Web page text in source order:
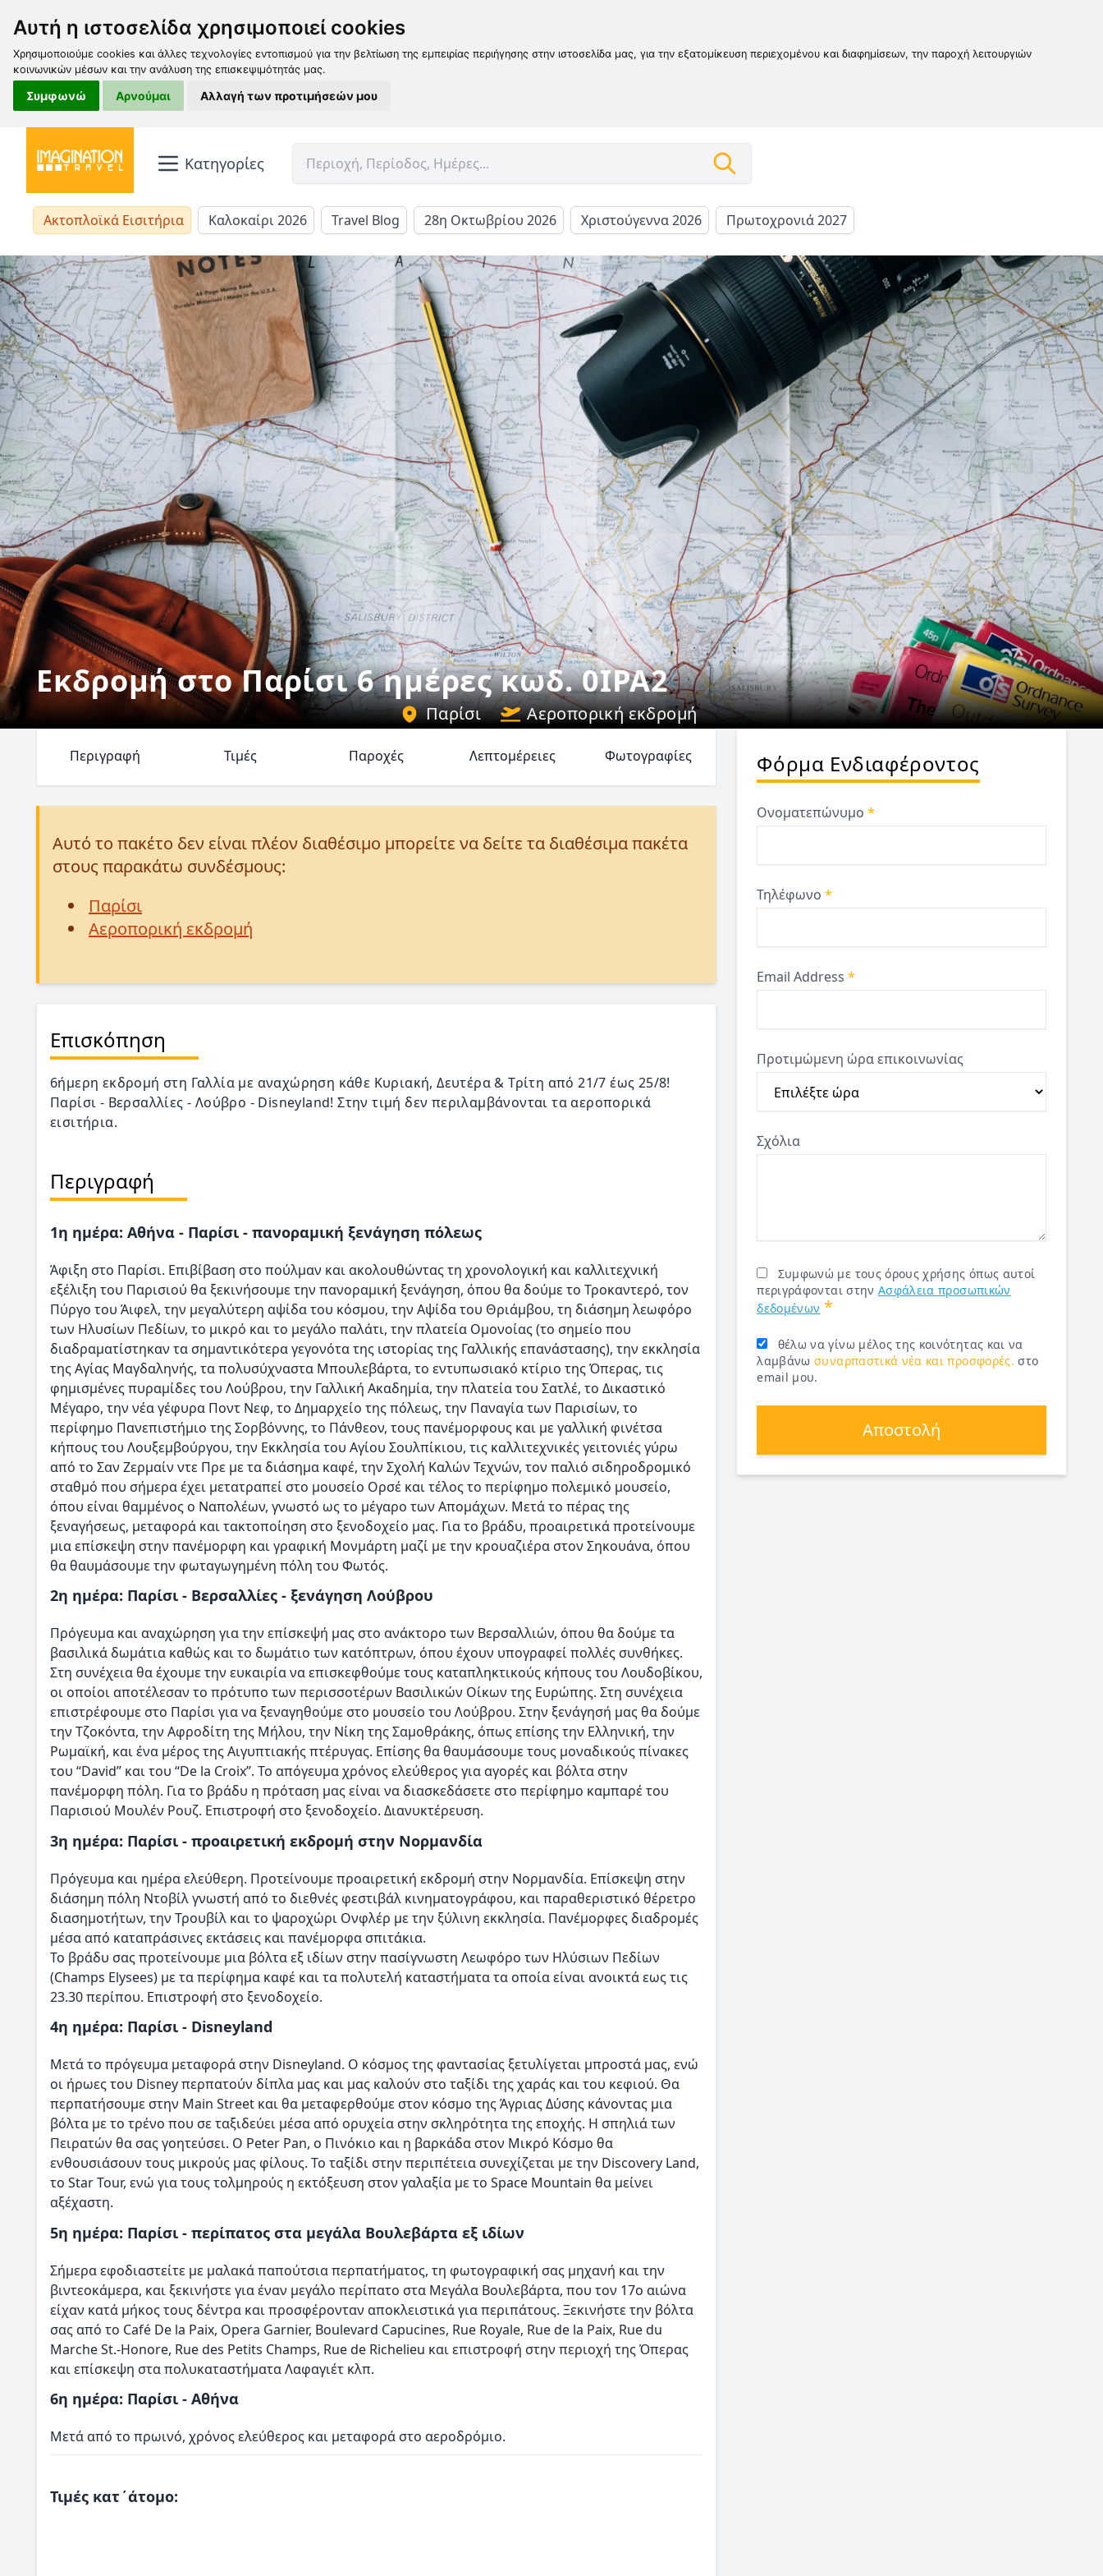
Αυτή η ιστοσελίδα χρησιμοποιεί cookies
Χρησιμοποιούμε cookies και άλλες τεχνολογίες εντοπισμού για την βελτίωση της εμπειρίας περιήγησης στην ιστοσελίδα μας, για την εξατομίκευση περιεχομένου και διαφημίσεων, την παροχή λειτουργιών
κοινωνικών μέσων και την ανάλυση της επισκεψιμότητάς μας.
Συμφωνώ Αρνούμαι Αλλαγή των προτιμήσεών μου
Κατηγορίες
Ακτοπλοϊκά Εισιτήρια Καλοκαίρι 2026 Travel Blog 28η Οκτωβρίου 2026 Χριστούγεννα 2026 Πρωτοχρονιά 2027
Εκδρομή στο Παρίσι 6 ημέρες κωδ. 0IPA2
Παρίσι Αεροπορική εκδρομή
Περιγραφή Τιμές Παροχές Λεπτομέρειες Φωτογραφίες
Αυτό το πακέτο δεν είναι πλέον διαθέσιμο μπορείτε να δείτε τα διαθέσιμα πακέτα
στους παρακάτω συνδέσμους:
Παρίσι
Αεροπορική εκδρομή
Επισκόπηση
6ήμερη εκδρομή στη Γαλλία με αναχώρηση κάθε Κυριακή, Δευτέρα & Τρίτη από 21/7 έως 25/8!
Παρίσι - Βερσαλλίες - Λούβρο - Disneyland! Στην τιμή δεν περιλαμβάνονται τα αεροπορικά
εισιτήρια.
Περιγραφή
1η ημέρα: Αθήνα - Παρίσι - πανοραμική ξενάγηση πόλεως
Άφιξη στο Παρίσι. Επιβίβαση στο πούλμαν και ακολουθώντας τη χρονολογική και καλλιτεχνική
εξέλιξη του Παρισιού θα ξεκινήσουμε την πανοραμική ξενάγηση, όπου θα δούμε το Τροκαντερό, τον
Πύργο του Άιφελ, την μεγαλύτερη αψίδα του κόσμου, την Αψίδα του Θριάμβου, τη διάσημη λεωφόρο
των Ηλυσίων Πεδίων, το μικρό και το μεγάλο παλάτι, την πλατεία Ομονοίας (το σημείο που
διαδραματίστηκαν τα σημαντικότερα γεγονότα της ιστορίας της Γαλλικής επανάστασης), την εκκλησία
της Αγίας Μαγδαληνής, τα πολυσύχναστα Μπουλεβάρτα, το εντυπωσιακό κτίριο της Όπερας, τις
φημισμένες πυραμίδες του Λούβρου, την Γαλλική Ακαδημία, την πλατεία του Σατλέ, το Δικαστικό
Μέγαρο, την νέα γέφυρα Ποντ Νεφ, το Δημαρχείο της πόλεως, την Παναγία των Παρισίων, το
περίφημο Πανεπιστήμιο της Σορβόννης, το Πάνθεον, τους πανέμορφους και με γαλλική φινέτσα
κήπους του Λουξεμβούργου, την Εκκλησία του Αγίου Σουλπίκιου, τις καλλιτεχνικές γειτονιές γύρω
από το Σαν Ζερμαίν ντε Πρε με τα διάσημα καφέ, την Σχολή Καλών Τεχνών, τον παλιό σιδηροδρομικό
σταθμό που σήμερα έχει μετατραπεί στο μουσείο Ορσέ και τέλος το περίφημο πολεμικό μουσείο,
όπου είναι θαμμένος ο Ναπολέων, γνωστό ως το μέγαρο των Απομάχων. Μετά το πέρας της
ξεναγήσεως, μεταφορά και τακτοποίηση στο ξενοδοχείο μας. Για το βράδυ, προαιρετικά προτείνουμε
μια επίσκεψη στην πανέμορφη και γραφική Μονμάρτη μαζί με την κρουαζιέρα στον Σηκουάνα, όπου
θα θαυμάσουμε την φωταγωγημένη πόλη του Φωτός.
2η ημέρα: Παρίσι - Βερσαλλίες - ξενάγηση Λούβρου
Πρόγευμα και αναχώρηση για την επίσκεψή μας στο ανάκτορο των Βερσαλλιών, όπου θα δούμε τα
βασιλικά δωμάτια καθώς και το δωμάτιο των κατόπτρων, όπου έχουν υπογραφεί πολλές συνθήκες.
Στη συνέχεια θα έχουμε την ευκαιρία να επισκεφθούμε τους καταπληκτικούς κήπους του Λουδοβίκου,
οι οποίοι αποτέλεσαν το πρότυπο των περισσοτέρων Βασιλικών Οίκων της Ευρώπης. Στη συνέχεια
επιστρέφουμε στο Παρίσι για να ξεναγηθούμε στο μουσείο του Λούβρου. Στην ξενάγησή μας θα δούμε
την Τζοκόντα, την Αφροδίτη της Μήλου, την Νίκη της Σαμοθράκης, όπως επίσης την Ελληνική, την
Ρωμαϊκή, και ένα μέρος της Αιγυπτιακής πτέρυγας. Επίσης θα θαυμάσουμε τους μοναδικούς πίνακες
του “David” και του “De la Croix”. Το απόγευμα χρόνος ελεύθερος για αγορές και βόλτα στην
πανέμορφη πόλη. Για το βράδυ η πρόταση μας είναι να διασκεδάσετε στο περίφημο καμπαρέ του
Παρισιού Μουλέν Ρουζ. Επιστροφή στο ξενοδοχείο. Διανυκτέρευση.
3η ημέρα: Παρίσι - προαιρετική εκδρομή στην Νορμανδία
Πρόγευμα και ημέρα ελεύθερη. Προτείνουμε προαιρετική εκδρομή στην Νορμανδία. Επίσκεψη στην
διάσημη πόλη Ντοβίλ γνωστή από το διεθνές φεστιβάλ κινηματογράφου, και παραθεριστικό θέρετρο
διασημοτήτων, την Τρουβίλ και το ψαροχώρι Ονφλέρ με την ξύλινη εκκλησία. Πανέμορφες διαδρομές
μέσα από καταπράσινες εκτάσεις και πανέμορφα σπιτάκια.
Το βράδυ σας προτείνουμε μια βόλτα εξ ιδίων στην πασίγνωστη Λεωφόρο των Ηλύσιων Πεδίων
(Champs Elysees) με τα περίφημα καφέ και τα πολυτελή καταστήματα τα οποία είναι ανοικτά εως τις
23.30 περίπου. Επιστροφή στο ξενοδοχείο.
4η ημέρα: Παρίσι - Disneyland
Μετά το πρόγευμα μεταφορά στην Disneyland. Ο κόσμος της φαντασίας ξετυλίγεται μπροστά μας, ενώ
οι ήρωες του Disney περπατούν δίπλα μας και μας καλούν στο ταξίδι της χαράς και του κεφιού. Θα
περπατήσουμε στην Main Street και θα μεταφερθούμε στον κόσμο της Άγριας Δύσης κάνοντας μια
βόλτα με το τρένο που σε ταξιδεύει μέσα από ορυχεία στην σκληρότητα της εποχής. Η σπηλιά των
Πειρατών θα σας γοητεύσει. Ο Peter Pan, ο Πινόκιο και η βαρκάδα στον Μικρό Κόσμο θα
ενθουσιάσουν τους μικρούς μας φίλους. Το ταξίδι στην περιπέτεια συνεχίζεται με την Discovery Land,
το Star Tour, ενώ για τους τολμηρούς η εκτόξευση στον γαλαξία με το Space Mountain θα μείνει
αξέχαστη.
5η ημέρα: Παρίσι - περίπατος στα μεγάλα Βουλεβάρτα εξ ιδίων
Σήμερα εφοδιαστείτε με μαλακά παπούτσια περπατήματος, τη φωτογραφική σας μηχανή και την
βιντεοκάμερα, και ξεκινήστε για έναν μεγάλο περίπατο στα Μεγάλα Βουλεβάρτα, που τον 17ο αιώνα
είχαν κατά μήκος τους δέντρα και προσφέρονταν αποκλειστικά για περιπάτους. Ξεκινήστε την βόλτα
σας από το Café De la Paix, Opera Garnier, Boulevard Capucines, Rue Royale, Rue de la Paix, Rue du
Marche St.-Honore, Rue des Petits Champs, Rue de Richelieu και επιστροφή στην περιοχή της Όπερας
και επίσκεψη στα πολυκαταστήματα Λαφαγιέτ κλπ.
6η ημέρα: Παρίσι - Αθήνα
Μετά από το πρωινό, χρόνος ελεύθερος και μεταφορά στο αεροδρόμιο.
Τιμές κατ΄άτομο:
Φόρμα Ενδιαφέροντος
Ονοματεπώνυμο*
Τηλέφωνο*
Email Address*
Προτιμώμενη ώρα επικοινωνίας
Σχόλια
Συμφωνώ με τους όρους χρήσης όπως αυτοί
περιγράφονται στην Ασφάλεια προσωπικών
δεδομένων *
θέλω να γίνω μέλος της κοινότητας και να
λαμβάνωσυναρπαστικά νέα και προσφορές. στο
email μου.
Αποστολή